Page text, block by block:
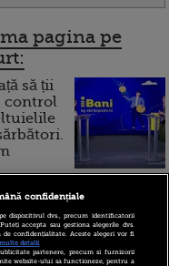
pagina pe
să ții
control
, site-ul Știrile Pro
confidențiale
dispozitivul dvs., precum identificatorii
accepta sau gestiona alegerile dvs.
confidențialitate. Aceste alegeri vor fi
detalii
partenere, precum si furnizorii
website-ului sa functioneze, pentru a